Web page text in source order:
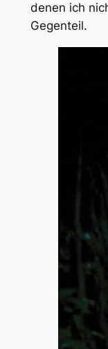
denen ich
Gegenteil.